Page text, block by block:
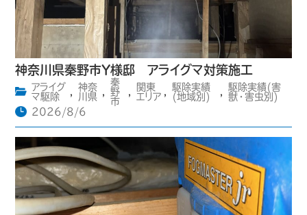
神奈川県秦野市Y様邸 アライグマ対策施工
アライグ
マ駆除
神奈
川県
秦
野
市
関東
エリア
駆除実績
(地域別)
駆除実績(害
獣・害虫別)
2026/8/6